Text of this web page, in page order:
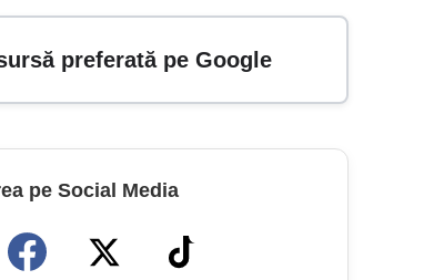
preferată pe Google
pe Social Media